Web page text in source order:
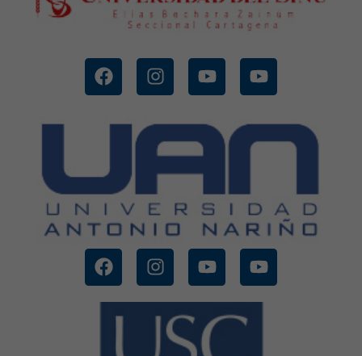
UNIVERSIDAD DEL SINU
UNIVERSIDAD ANTONIO
NARIÑO
CONOCE MÁS
CONOCE MÁS